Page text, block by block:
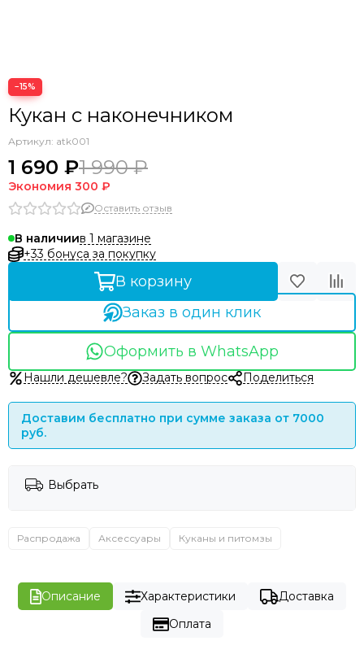
−15%
Кукан с наконечником
Артикул: atk001
1 690 ₽1 990 ₽
Экономия 300 ₽
Оставить отзыв
В наличиив 1 магазине
+33 бонуса за покупку
В корзину
Заказ в один клик
Оформить в WhatsApp
Нашли дешевле? Задать вопрос Поделиться
Доставим бесплатно при сумме заказа от 7000
руб.
Выбрать
Распродажа Аксессуары Куканы и питомзы
Описание Характеристики
Доставка
Оплата